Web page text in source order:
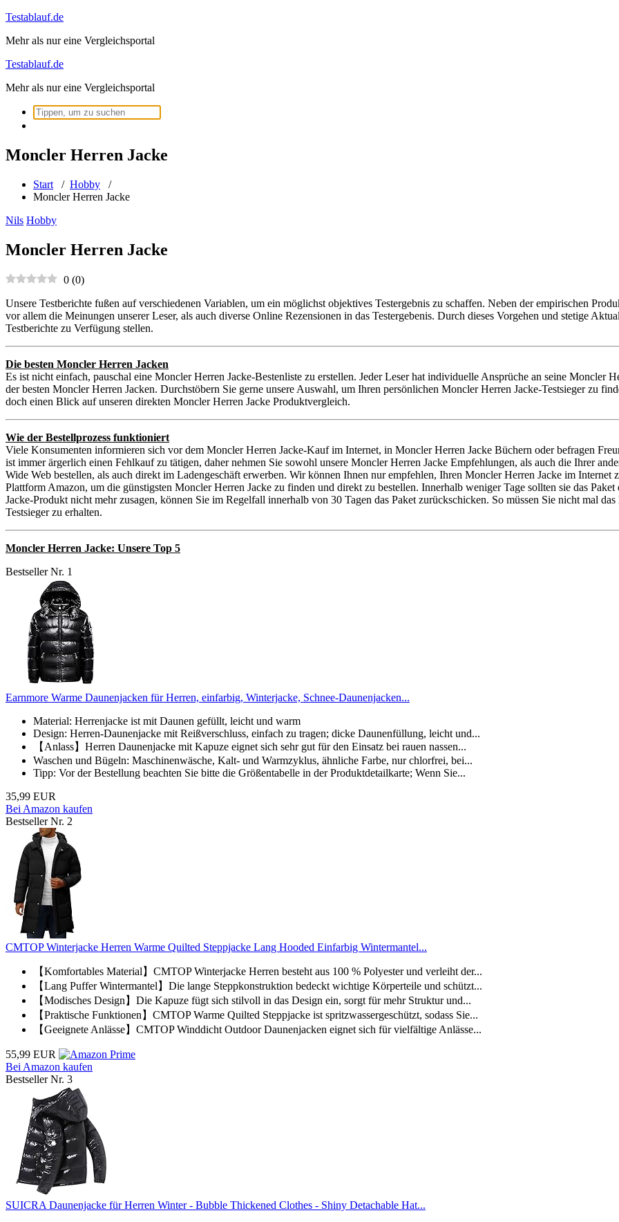
Zum
springen
Testablauf.de
Mehr als nur eine Vergleichsportal
Testablauf.de
Mehr als nur eine Vergleichsportal
Suchen
nach:
Moncler Herren Jacke
Start / Hobby /
Moncler Herren Jacke
Nils Hobby
Moncler Herren Jacke
0 (0)
Unsere Testberichte fußen auf verschiedenen Variablen, um ein möglichst objektives Testergebnis zu schaffen. Neben der empirischen
vor allem die Meinungen unserer Leser, als auch diverse Online Rezensionen in das Testergebenis. Durch dieses Vorgehen und stetige
Testberichte zu Verfügung stellen.
Die besten Moncler Herren Jacken
Es ist nicht einfach, pauschal eine Moncler Herren Jacke-Bestenliste zu erstellen. Jeder Leser hat individuelle Ansprüche an seine Moncler
der besten Moncler Herren Jacken. Durchstöbern Sie gerne unsere Auswahl, um Ihren persönlichen Moncler Herren Jacke-Testsieger zu
doch einen Blick auf unseren direkten Moncler Herren Jacke Produktvergleich.
Wie der Bestellprozess funktioniert
Viele Konsumenten informieren sich vor dem Moncler Herren Jacke-Kauf im Internet, in Moncler Herren Jacke Büchern oder befragen
ist immer ärgerlich einen Fehlkauf zu tätigen, daher nehmen Sie sowohl unsere Moncler Herren Jacke Empfehlungen, als auch die Ihrer
Wide Web bestellen, als auch direkt im Ladengeschäft erwerben. Wir können Ihnen nur empfehlen, Ihren Moncler Herren Jacke im Internet
Plattform Amazon, um die günstigsten Moncler Herren Jacke zu finden und direkt zu bestellen. Innerhalb weniger Tage sollten sie das
Jacke-Produkt nicht mehr zusagen, können Sie im Regelfall innerhalb von 30 Tagen das Paket zurückschicken. So müssen Sie nicht mal
Testsieger zu erhalten.
Moncler Herren Jacke: Unsere Top 5
Bestseller Nr. 1
Earnmore Warme Daunenjacken für Herren, einfarbig, Winterjacke, Schnee-Daunenjacken...
Material: Herrenjacke ist mit Daunen gefüllt, leicht und warm
Design: Herren-Daunenjacke mit Reißverschluss, einfach zu tragen; dicke Daunenfüllung, leicht und...
【Anlass】Herren Daunenjacke mit Kapuze eignet sich sehr gut für den Einsatz bei rauen nassen...
Waschen und Bügeln: Maschinenwäsche, Kalt- und Warmzyklus, ähnliche Farbe, nur chlorfrei, bei...
Tipp: Vor der Bestellung beachten Sie bitte die Größentabelle in der Produktdetailkarte; Wenn Sie...
35,99 EUR
Bei Amazon kaufen
Bestseller Nr. 2
CMTOP Winterjacke Herren Warme Quilted Steppjacke Lang Hooded Einfarbig Wintermantel...
【Komfortables Material】CMTOP Winterjacke Herren besteht aus 100 % Polyester und verleiht der...
【Lang Puffer Wintermantel】Die lange Steppkonstruktion bedeckt wichtige Körperteile und schützt...
【Modisches Design】Die Kapuze fügt sich stilvoll in das Design ein, sorgt für mehr Struktur und...
【Praktische Funktionen】CMTOP Warme Quilted Steppjacke ist spritzwassergeschützt, sodass Sie...
【Geeignete Anlässe】CMTOP Winddicht Outdoor Daunenjacken eignet sich für vielfältige Anlässe...
55,99 EUR
Bei Amazon kaufen
Bestseller Nr. 3
SUICRA Daunenjacke für Herren Winter - Bubble Thickened Clothes - Shiny Detachable Hat...